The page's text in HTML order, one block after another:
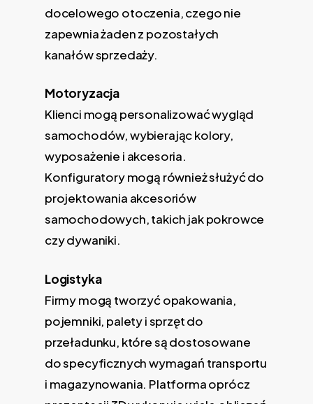
docelowego otoczenia, czego nie
zapewnia żaden z pozostałych
kanałów sprzedaży.
Motoryzacja
Klienci mogą personalizować wygląd
samochodów, wybierając kolory,
wyposażenie i akcesoria.
Konfiguratory mogą również służyć do
projektowania akcesoriów
samochodowych, takich jak pokrowce
czy dywaniki.
Logistyka
Firmy mogą tworzyć opakowania,
pojemniki, palety i sprzęt do
przeładunku, które są dostosowane
do specyficznych wymagań transportu
i magazynowania. Platforma oprócz